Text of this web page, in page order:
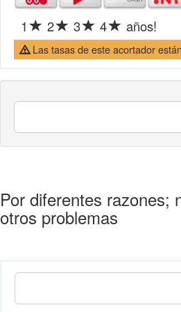
1 2 3 4 años!
Las tasas de este acortador
Por diferentes razones;
otros problemas